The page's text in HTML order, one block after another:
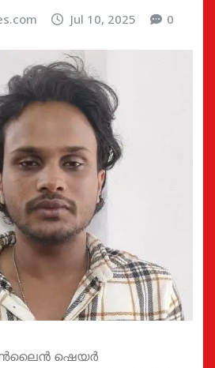
Jul 10, 2025 0
ഷെയർ